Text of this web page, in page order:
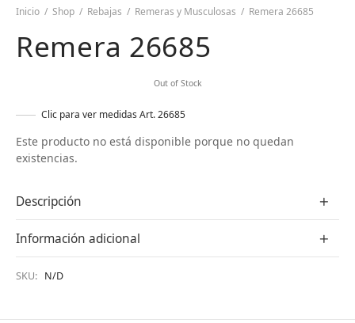
Inicio / Shop / Rebajas / Remeras y Musculosas / Remera 26685
Remera 26685
Out of Stock
Clic para ver medidas Art. 26685
Este producto no está disponible porque no quedan
existencias.
Descripción
Información adicional
SKU: N/D